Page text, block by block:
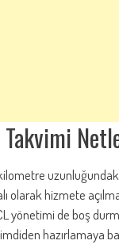
Takvimi
olarak hizmete
yönetimi de boş
hazırlamaya